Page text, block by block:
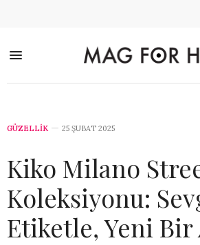
GÜZELLİK 25 ŞUBAT 2025
Kiko Milano
Koleksiyonu:
Etiketle, Yeni Bir